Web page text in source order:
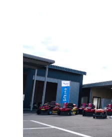
本体 FIG16 走行操作レバ
本体 FIG18 走行操作レバ
CMX2206HC
本体 FIG2 エンジンコント
本体 FIG17 ステアリング
本体 FIG26 刈高レバー
CMX2506RC
本体 FIG19 走行操作レバ
CMX2506YC/YCV/YCS
本体 FIG22 走行操作(
CMX2508YC/YCS